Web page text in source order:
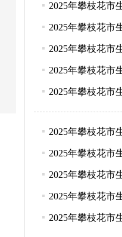
2025年攀枝花市
2025年攀枝花市
2025年攀枝花市
2025年攀枝花市
2025年攀枝花市
2025年攀枝花市
2025年攀枝花市
2025年攀枝花市
2025年攀枝花市
2025年攀枝花市